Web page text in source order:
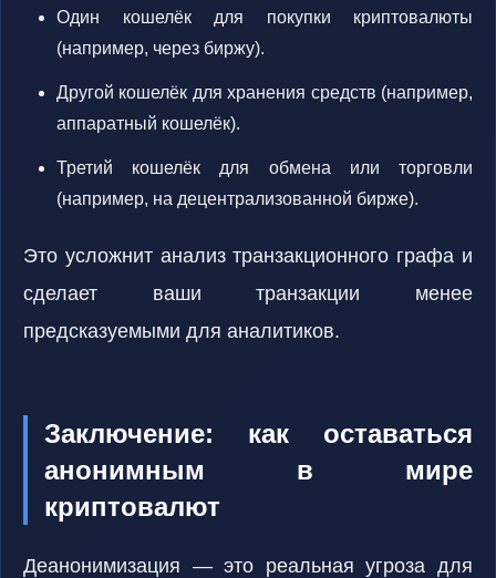
Один кошелёк для покупки криптовалюты
(например, через биржу).
Другой кошелёк для хранения средств (например,
аппаратный кошелёк).
Третий кошелёк для обмена или торговли
(например, на децентрализованной бирже).
Это усложнит анализ транзакционного графа и
сделает ваши транзакции менее
предсказуемыми для аналитиков.
Заключение: как оставаться
анонимным в мире
криптовалют
Деанонимизация — это реальная угроза для